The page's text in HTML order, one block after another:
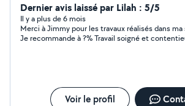
Dernier avis laissé par Lilah : 5/5
Il y a plus de 6 mois
Merci à Jimmy pour les travaux réalisés dans ma
Je recommande à ?% Travail soigné et contentieux.
Voir le profil